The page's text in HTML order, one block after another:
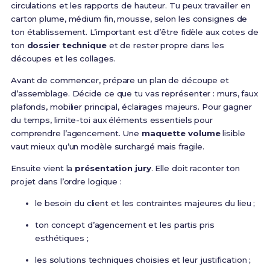
circulations et les rapports de hauteur. Tu peux travailler en
carton plume, médium fin, mousse, selon les consignes de
ton établissement. L’important est d’être fidèle aux cotes de
ton dossier techniqueet de rester propre dans les
découpes et les collages.
Avant de commencer, prépare un plan de découpe et
d’assemblage. Décide ce que tu vas représenter : murs, faux
plafonds, mobilier principal, éclairages majeurs. Pour gagner
du temps, limite-toi aux éléments essentiels pour
comprendre l’agencement. Une maquette volumelisible
vaut mieux qu’un modèle surchargé mais fragile.
Ensuite vient la présentation jury. Elle doit raconter ton
projet dans l’ordre logique :
le besoin du client et les contraintes majeures du lieu ;
ton concept d’agencement et les partis pris
esthétiques ;
les solutions techniques choisies et leur justification ;